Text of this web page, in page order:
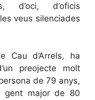
d’oci, d’oficis
veus silenciades
Cau d’Arrels, ha
preojecte molt
de 79 anys,
gent major de 80